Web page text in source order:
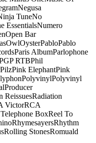
Negusa
TuneNo
EssentialsNumero
Open Bar
OwlOysterPabloPablo
Paris AlbumParlophone
RTBPhil
PilzPink ElephantPink
PolyvinylPolyvinyl
Producer
ReissuesRadiation
VictorRCA
BoxReel To
RhymesayersRhythm
Rolling StonesRomuald